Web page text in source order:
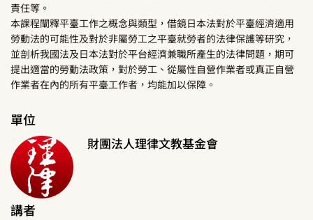
責任等。
本課程闡釋平臺工作之概念與類型，借鏡日本法對於平臺經濟適用
勞動法的可能性及對於非屬勞工之平臺就勞者的法律保護等研究，
並剖析我國法及日本法對於平台經濟兼職所產生的法律問題，期可
提出適當的勞動法政策，對於勞工、從屬性自營作業者或真正自營
作業者在內的所有平臺工作者，均能加以保障。
單位
財團法人理律文教基金會
講者